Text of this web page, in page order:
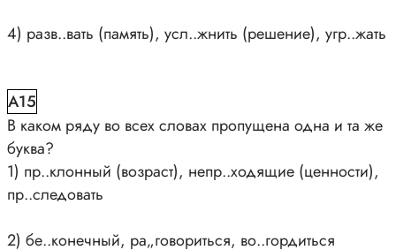
4) разв..вать (память), усл..жнить (решение), угр..жать
A15
В каком ряду во всех словах пропущена одна и та же
буква?
1) пр..клонный (возраст), непр..ходящие (ценности),
пр..следовать
2) бе..конечный, ра„говориться, во..гордиться